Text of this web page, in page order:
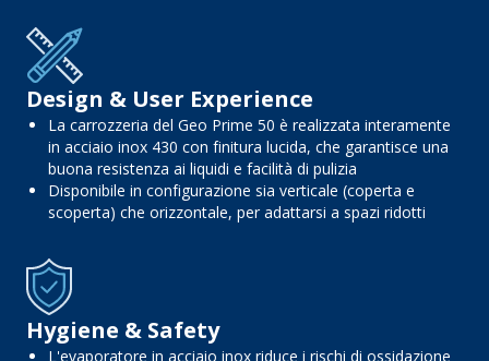
Design & User Experience
La carrozzeria del Geo Prime 50 è realizzata interamente
in acciaio inox 430 con finitura lucida, che garantisce una
buona resistenza ai liquidi e facilità di pulizia
Disponibile in configurazione sia verticale (coperta e
scoperta) che orizzontale, per adattarsi a spazi ridotti
Hygiene & Safety
L'evaporatore in acciaio inox riduce i rischi di ossidazione